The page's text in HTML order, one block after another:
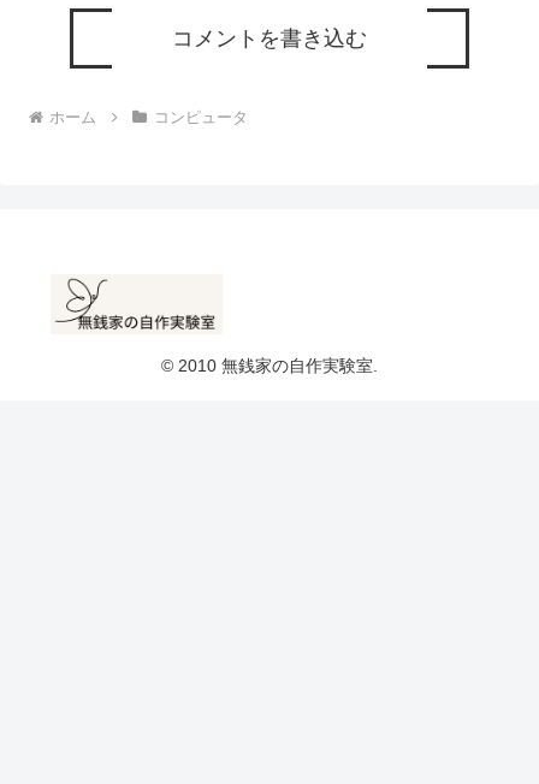
コメントを書き込む
ホーム コンピュータ
© 2010 無銭家の自作実験室.